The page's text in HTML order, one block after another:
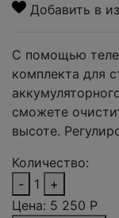
Добавить в
С помощью
комплекта для
сможете
высоте.
Количество:
-
1
+
Цена: 5 250 Р